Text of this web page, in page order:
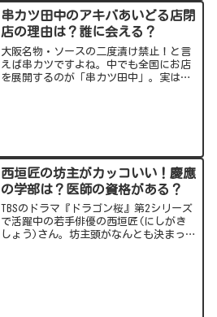
串カツ田中のアキバあいどる店閉
店の理由は？誰に会える？
大阪名物・ソースの二度漬け禁止！と言
えば串カツですよね。中でも全国にお店
を展開するのが「串カツ田中」。実はオ
西垣匠の坊主がカッコいい！慶應
の学部は？医師の資格がある？
TBSのドラマ『ドラゴン桜』第2シリーズ
で活躍中の若手俳優の西垣匠(にしがき
しょう)さん。坊主頭がなんとも決まって